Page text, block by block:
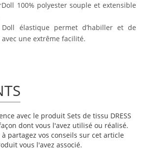
100% polyester souple et extensible
élastique permet d’habiller et de
une extrême facilité.
avec le produit Sets de tissu DRESS
dont vous l'avez utilisé ou réalisé.
partagez vos conseils sur cet article
vous l'avez associé.